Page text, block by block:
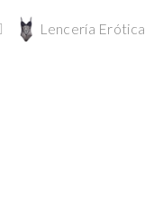
Lencería Erótica